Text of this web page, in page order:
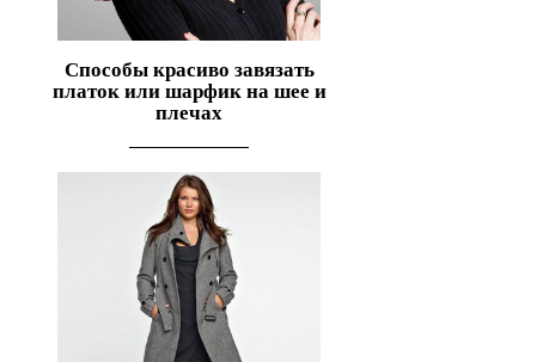
Способы красиво завязать
платок или шарфик на шее и
плечах